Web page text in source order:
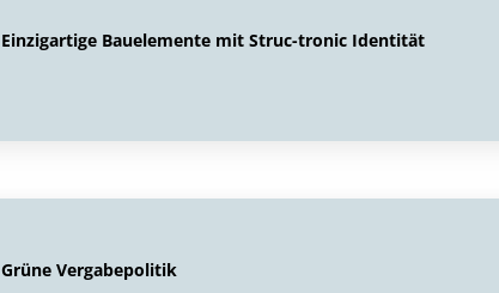
Einzigartige Bauelemente mit Struc-tronic Identität
Grüne Vergabepolitik